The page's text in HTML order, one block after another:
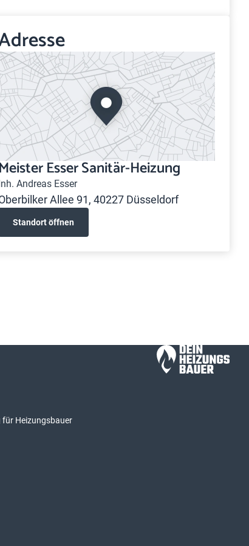
Meister Esser Sanitär-Heizung
Andreas Esser
Allee 91, 40227 Düsseldorf
Standort öffnen
für Heizungsbauer